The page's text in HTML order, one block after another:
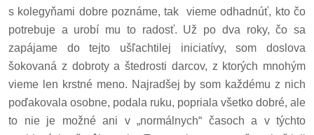
s kolegyňami dobre poznáme, tak
vieme odhadnúť, kto čo
potrebuje a urobí mu to radosť. Už po dva roky, čo sa
zapájame do tejto ušľachtilej iniciatívy, som doslova
šokovaná z dobroty a štedrosti darcov, z ktorých mnohým
vieme len krstné meno. Najradšej by som každému z nich
poďakovala osobne, podala ruku, popriala všetko dobré, ale
to nie je možné ani v „normálnych“ časoch a v týchto